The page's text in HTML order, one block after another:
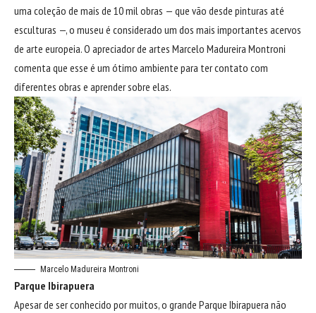
uma coleção de mais de 10 mil obras — que vão desde pinturas até
esculturas —, o museu é considerado um dos mais importantes acervos
de arte europeia. O apreciador de artes Marcelo Madureira Montroni
comenta que esse é um ótimo ambiente para ter contato com
diferentes obras e aprender sobre elas.
Marcelo Madureira Montroni
Parque Ibirapuera
Apesar de ser conhecido por muitos, o grande Parque Ibirapuera não